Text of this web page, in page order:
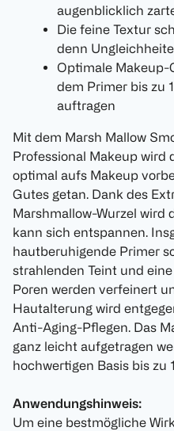
augenblicklich
Die feine Textur
denn
Optimale Makeup-
dem Primer bis zu
auftragen
Mit dem Marsh Mallow
Professional Makeup
optimal aufs Makeup
Gutes getan. Dank des
Marshmallow-Wurzel wird
kann sich entspannen.
hautberuhigende Primer
strahlenden Teint und
Poren werden verfeinert
Hautalterung wird
Anti-Aging-Pflegen. Das
ganz leicht aufgetragen
hochwertigen Basis bis zu
Anwendungshinweis:
Um eine bestmögliche